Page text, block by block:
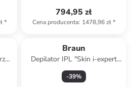
*
794,95 zł
Cena producenta: 1478,96 zł*
Braun
Depilator IPL "Skin i-expert
Pro IPL PL7431" w kolorze
różowozłoto-białym
-39%